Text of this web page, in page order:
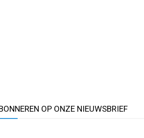
OP ONZE NIEUWSBRIEF